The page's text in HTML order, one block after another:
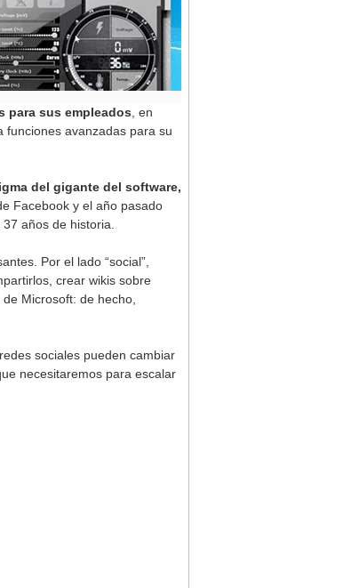
para sus empleados , en
funciones avanzadas para su
del gigante del software,
Facebook y el año pasado
años de historia.
Por el lado “social”,
crear wikis sobre
Microsoft: de hecho,
sociales pueden cambiar
necesitaremos para escalar